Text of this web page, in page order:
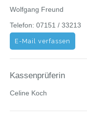
Wolfgang Freund
Telefon: 07151 / 33213
E-Mail verfassen
Kassenprüferin
Celine Koch